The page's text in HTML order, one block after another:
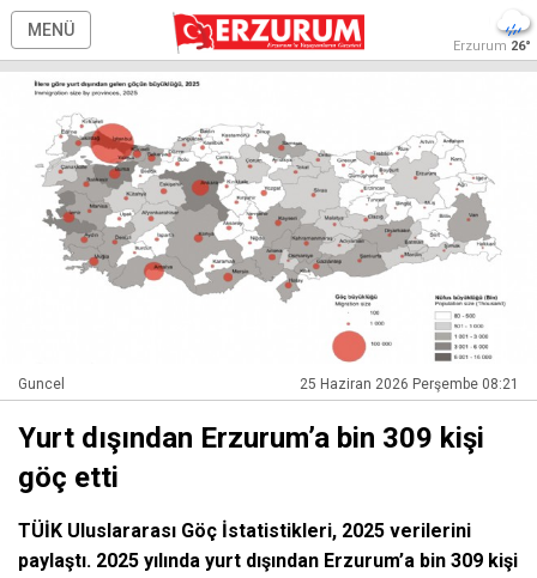
MENÜ
Erzurum 26°
Guncel 25 Haziran 2026 Perşembe 08:21
Yurt dışından Erzurum’a bin 309 kişi
göç etti
TÜİK Uluslararası Göç İstatistikleri, 2025 verilerini
paylaştı. 2025 yılında yurt dışından Erzurum’a bin 309 kişi